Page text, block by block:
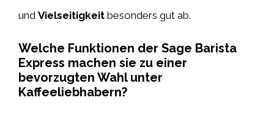
und Vielseitigkeit besonders gut ab.
Welche Funktionen der Sage Barista
Express machen sie zu einer
bevorzugten Wahl unter
Kaffeeliebhabern?